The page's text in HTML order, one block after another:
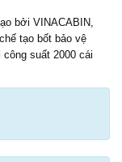
bởi VINACABIN,
tạo bốt bảo vệ
suất 2000 cái